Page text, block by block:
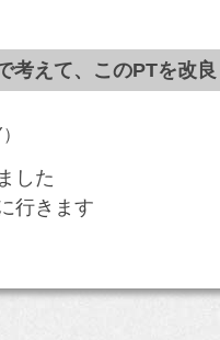
えて、このPTを改
した
行きます